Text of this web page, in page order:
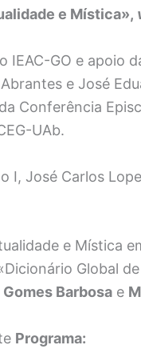
e Mística»,
IEAC-GO e apoio
e José
Conferência
UAb.
I, José Carlos
e Mística
Global
Barbosa e
Programa: